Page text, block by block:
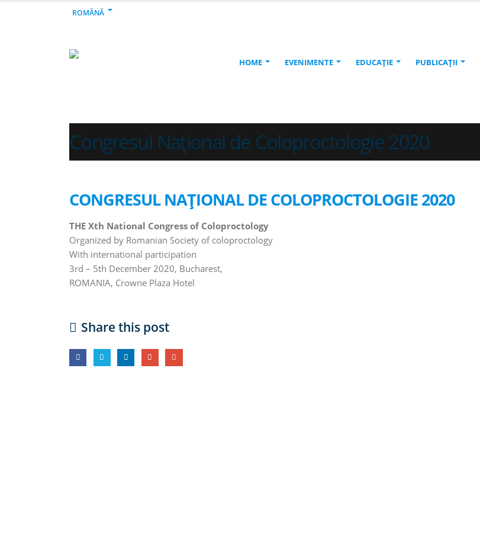
ROMÂNĂ
HOME EVENIMENTE EDUCAŢIE PUBLICAŢII
Congresul Naţional de Coloproctologie 2020
CONGRESUL NAŢIONAL DE COLOPROCTOLOGIE 2020
THE Xth National Congress of Coloproctology
Organized by Romanian Society of coloproctology
With international participation
3rd – 5th December 2020, Bucharest,
ROMANIA, Crowne Plaza Hotel
Share this post